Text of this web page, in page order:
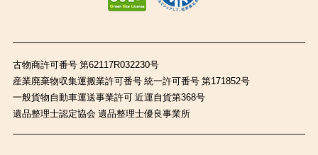
古物商許可番号 第62117R032230号
産業廃棄物収集運搬業許可番号 統一許可番号 第171852号
一般貨物自動車運送事業許可 近運自貨第368号
遺品整理士認定協会 遺品整理士優良事業所